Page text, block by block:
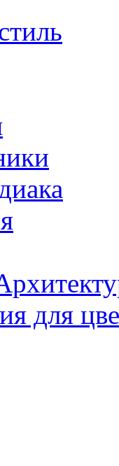
для